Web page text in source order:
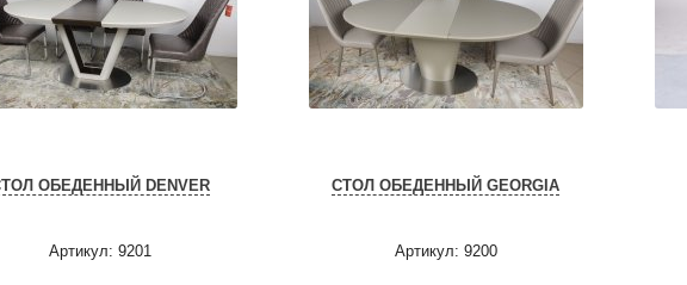
ОБЕДЕННЫЙ DENVER
Артикул: 9201
СТОЛ ОБЕДЕННЫЙ GEORGIA
Артикул: 9200